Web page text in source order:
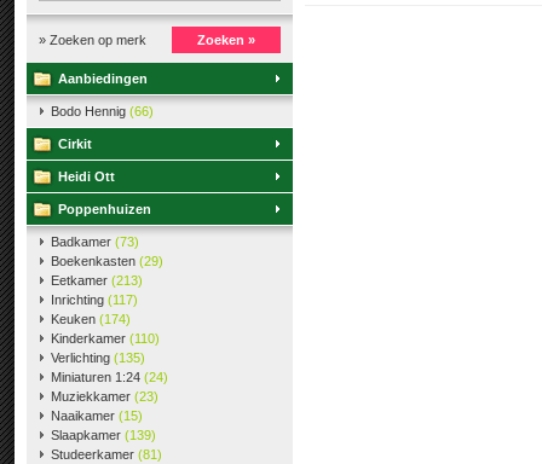
» Zoeken op merk Zoeken »
Aanbiedingen
Bodo Hennig (66)
Cirkit
Heidi Ott
Poppenhuizen
Badkamer (73)
Boekenkasten (29)
Eetkamer (213)
Inrichting (117)
Keuken (174)
Kinderkamer (110)
Verlichting (135)
Miniaturen 1:24 (24)
Muziekkamer (23)
Naaikamer (15)
Slaapkamer (139)
Studeerkamer (81)